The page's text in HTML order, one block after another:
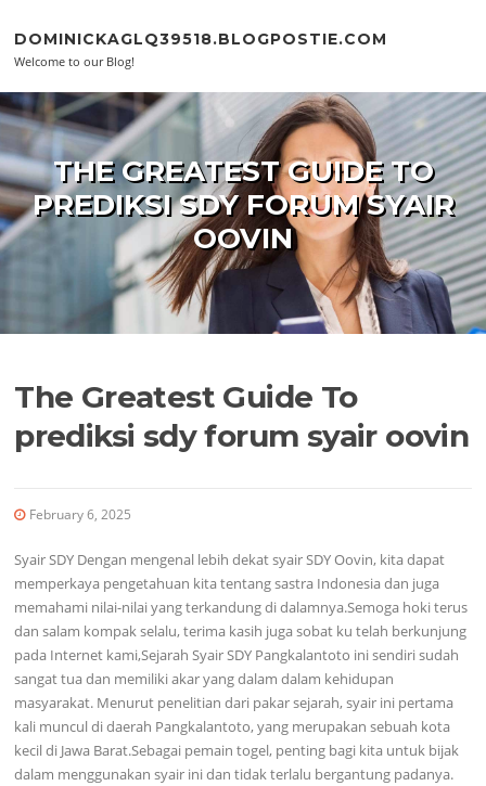
DOMINICKAGLQ39518.BLOGPOSTIE.COM
Welcome to our Blog!
THE GREATEST GUIDE TO
PREDIKSI SDY FORUM SYAIR
OOVIN
The Greatest Guide To
prediksi sdy forum syair oovin
February 6, 2025
Syair SDY Dengan mengenal lebih dekat syair SDY Oovin, kita dapat
memperkaya pengetahuan kita tentang sastra Indonesia dan juga
memahami nilai-nilai yang terkandung di dalamnya.Semoga hoki terus
dan salam kompak selalu, terima kasih juga sobat ku telah berkunjung
pada Internet kami,Sejarah Syair SDY Pangkalantoto ini sendiri sudah
sangat tua dan memiliki akar yang dalam dalam kehidupan
masyarakat. Menurut penelitian dari pakar sejarah, syair ini pertama
kali muncul di daerah Pangkalantoto, yang merupakan sebuah kota
kecil di Jawa Barat.Sebagai pemain togel, penting bagi kita untuk bijak
dalam menggunakan syair ini dan tidak terlalu bergantung padanya.